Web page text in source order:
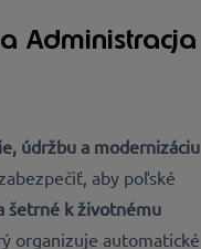
Administracja
údržbu a modernizáciu
aby poľské
šetrné k životnému
organizuje automatické